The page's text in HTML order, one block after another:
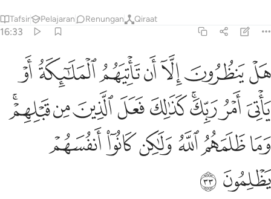
Tafsir Pelajaran Renungan Qiraat
16:33
هل ينظرون الا ان تاتيهم الملايكة او ياتي امر ربك كذالك فعل الذين
هَلْ يَنظُرُونَ إِلَّآ أَن تَأْتِيَهُمُ ٱلْمَلَـٰٓئِكَةُ أَوْ يَأْتِىَ أَمْرُ رَبِّكَ ۚ كَذَٰلِكَ فَعَلَ
ﲲﲳﲴﲵﲶﲷﲸ
ﲹﲺﲻﲼﲽﲾﲿﳀﳁﳂ
ﳃﳄﳅﳆﳇﳈ
ﳉ ﳊ